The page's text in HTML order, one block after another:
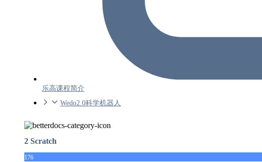
乐高课程简介
Wedo2.0科学机器人
2 Scratch
176